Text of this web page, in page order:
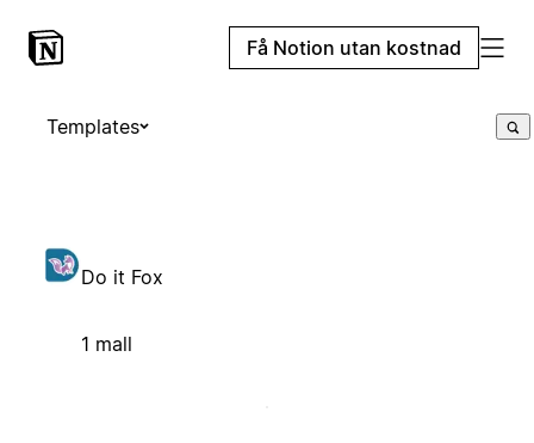
Få Notion utan kostnad
Templates
Do it Fox
1 mall